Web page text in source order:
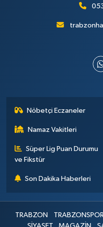
Nöbetçi Eczaneler
Namaz Vakitleri
Süper Lig Puan Durumu
ve Fikstür
Son Dakika Haberleri
TRABZON